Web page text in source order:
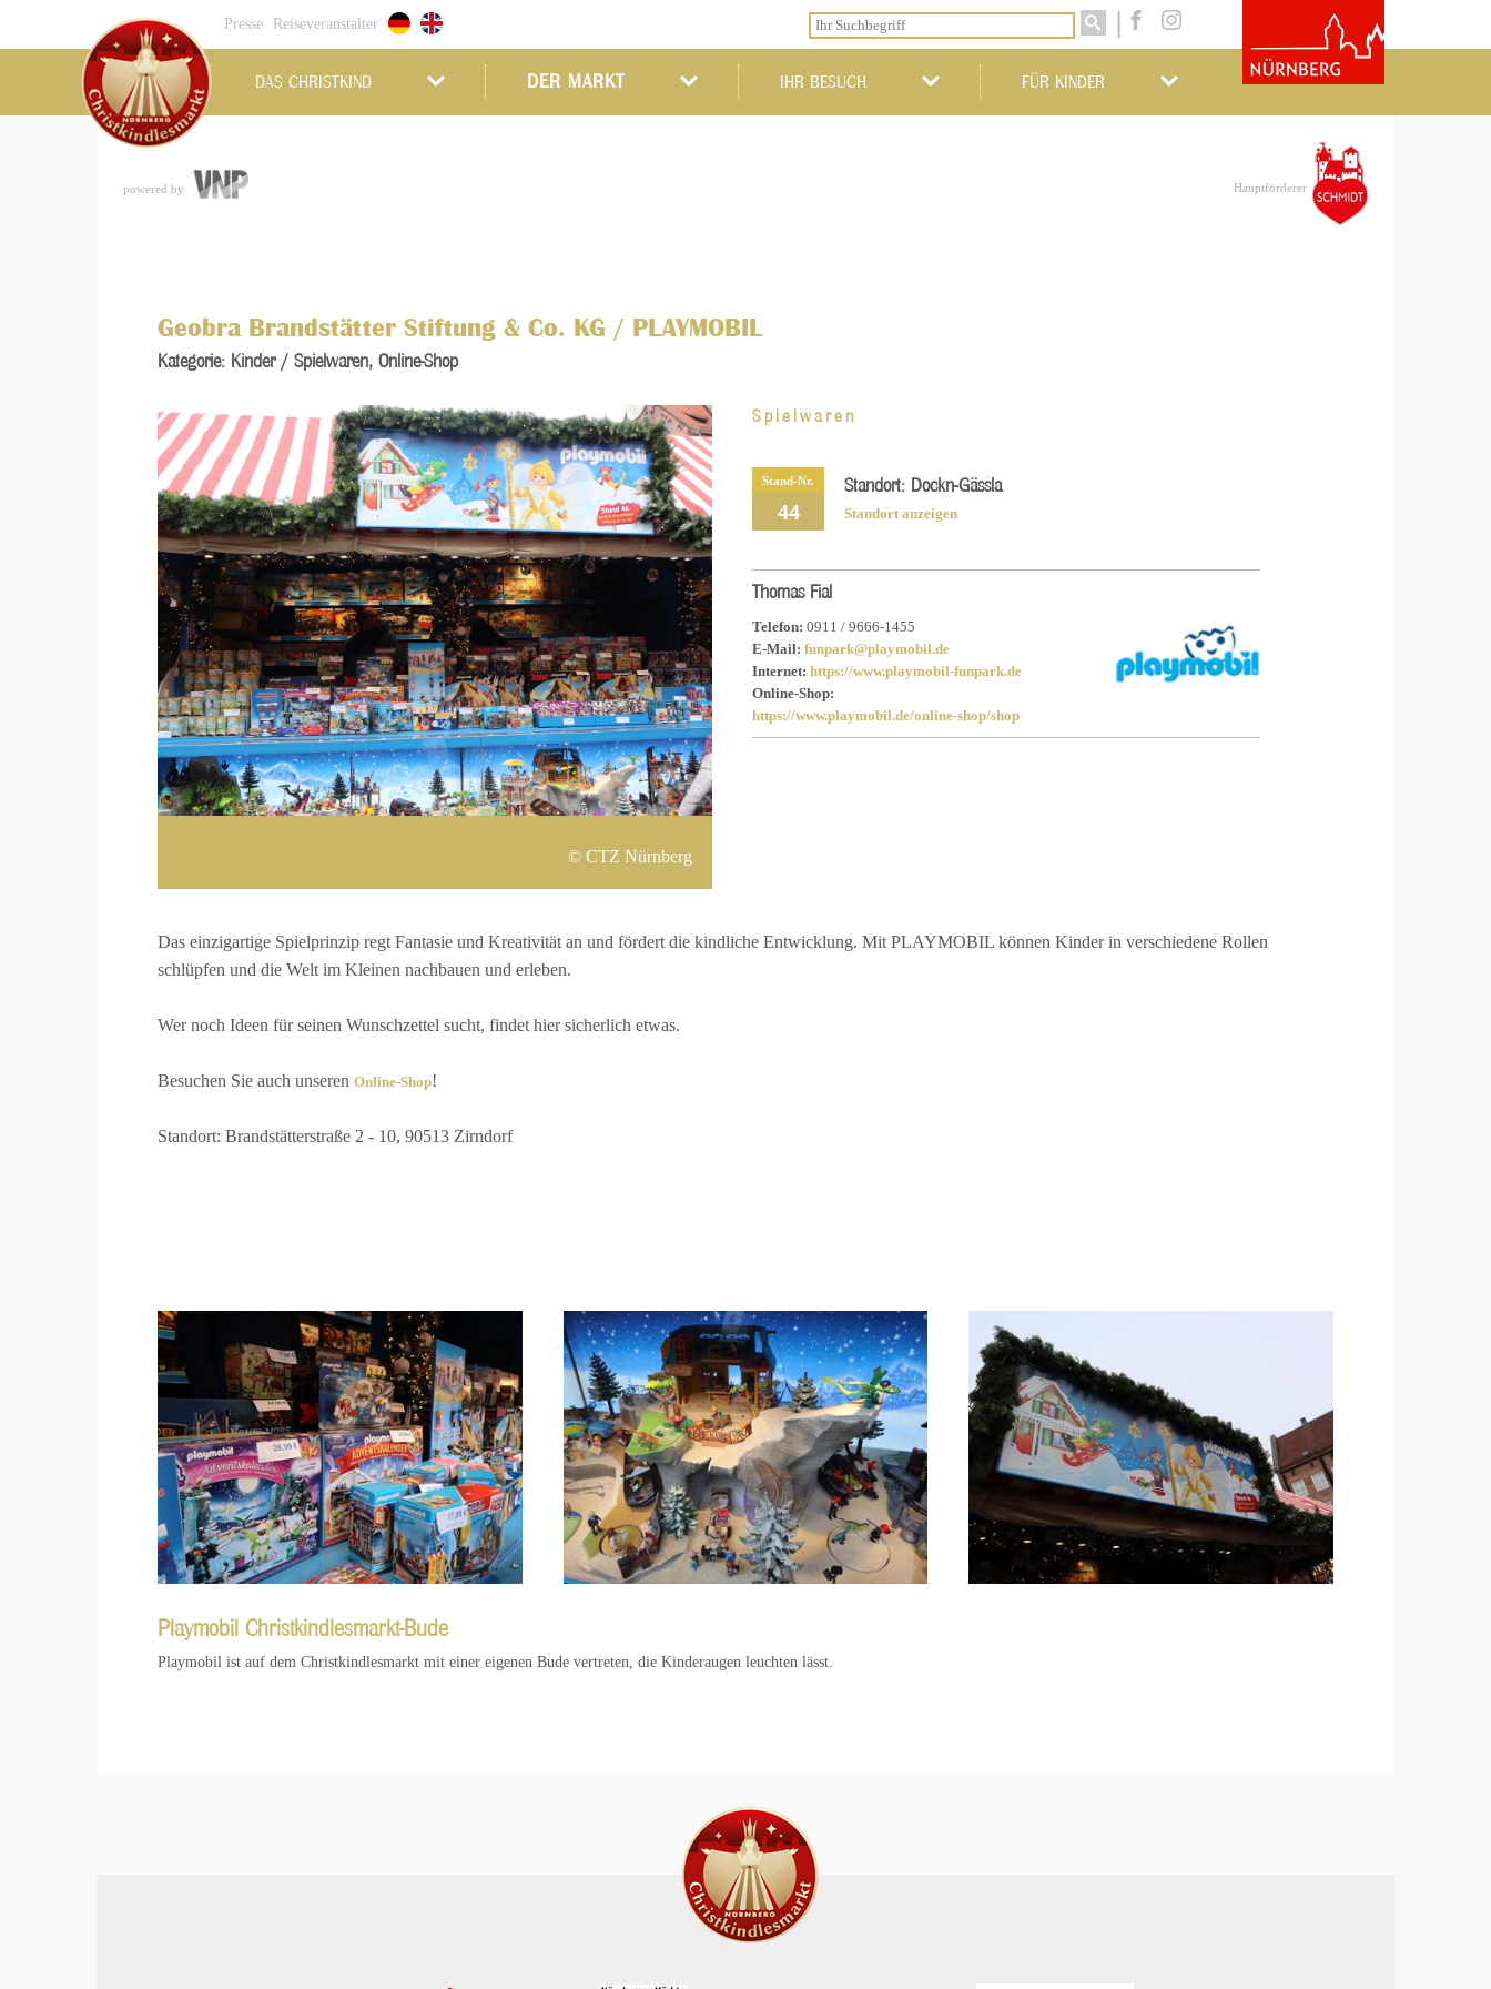
Presse Reiseveranstalter
DAS CHRISTKIND DER MARKT IHR BESUCH FÜR KINDER
powered by Hauptförderer
Geobra Brandstätter Stiftung & Co. KG / PLAYMOBIL
Kategorie: Kinder / Spielwaren, Online-Shop
CTZ Nürnberg
Spielwaren
Stand-Nr.
44
Standort: Dockn-Gässla
Standort anzeigen
Thomas Fial
Telefon: 0911 / 9666-1455
E-Mail: funpark@playmobil.de
Internet: https://www.playmobil-funpark.de
Online-Shop:
https://www.playmobil.de/online-shop/shop
Das einzigartige Spielprinzip regt Fantasie und Kreativität an und fördert die kindliche Entwicklung. Mit PLAYMOBIL können Kinder in verschiedene Rollen
schlüpfen und die Welt im Kleinen nachbauen und erleben.
Wer noch Ideen für seinen Wunschzettel sucht, findet hier sicherlich etwas.
Besuchen Sie auch unseren Online-Shop!
Standort: Brandstätterstraße 2 - 10, 90513 Zirndorf
Playmobil Christkindlesmarkt-Bude
Playmobil ist auf dem Christkindlesmarkt mit einer eigenen Bude vertreten, die Kinderaugen leuchten lässt.